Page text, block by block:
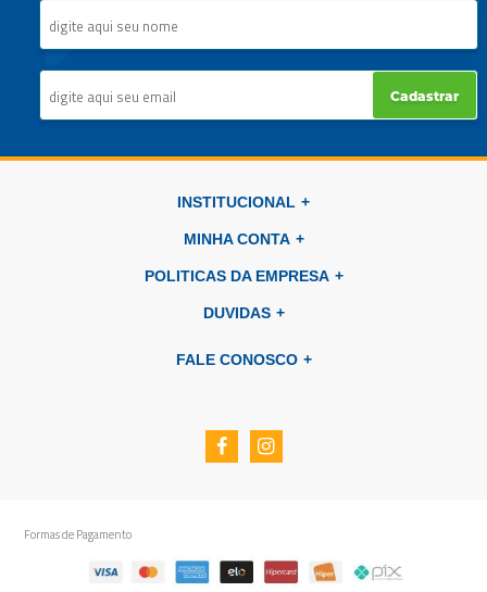
Cadastrar
INSTITUCIONAL
MINHA CONTA
POLITICAS DA EMPRESA
DUVIDAS
FALE CONOSCO
Formas de Pagamento